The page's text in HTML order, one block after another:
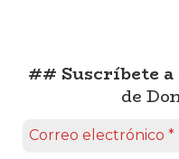
## Suscríbete
de